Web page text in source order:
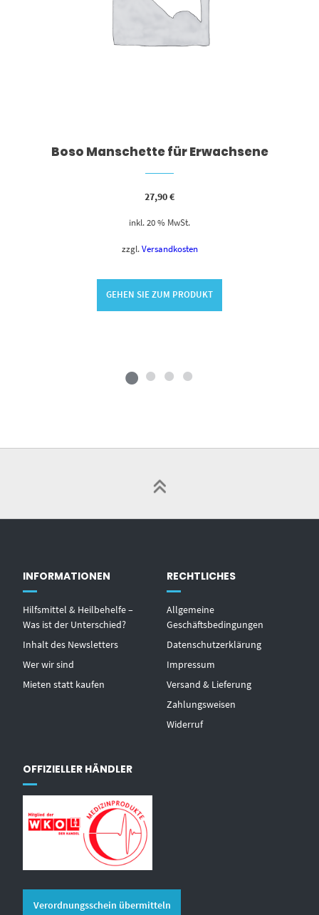
Boso Manschette für Erwachsene
27,90€
inkl. 20 % MwSt.
zzgl. Versandkosten
GEHEN SIE ZUM PRODUKT
INFORMATIONEN
Hilfsmittel & Heilbehelfe –
Was ist der Unterschied?
Inhalt des Newsletters
Wer wir sind
Mieten statt kaufen
RECHTLICHES
Allgemeine
Geschäftsbedingungen
Datenschutzerklärung
Impressum
Versand & Lieferung
Zahlungsweisen
Widerruf
OFFIZIELLER HÄNDLER
Verordnungsschein übermitteln